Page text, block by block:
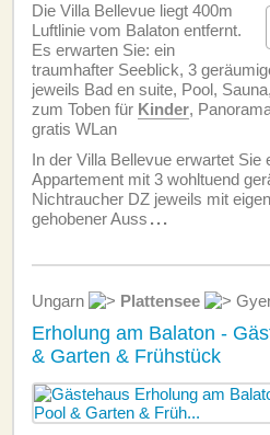
Die Villa Bellevue liegt 400m
Luftlinie vom Balaton entfernt.
Es erwarten Sie: ein
traumhafter Seeblick, 3
jeweils Bad en suite, Pool,
zum Toben für Kinder,
gratis WLan
In der Villa Bellevue erwartet Sie
Appartement mit 3 wohltuend
Nichtraucher DZ jeweils mit
gehobener Auss ...
Ungarn Plattensee
Erholung am Balaton -
& Garten & Frühstück